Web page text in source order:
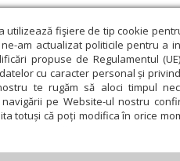
utilizează fişiere de tip cookie
am actualizat politicile pentru a
propuse de Regulamentul
cu caracter personal și
te rugăm să aloci timpul
pe Website-ul nostru
totuși că poți modifica în orice